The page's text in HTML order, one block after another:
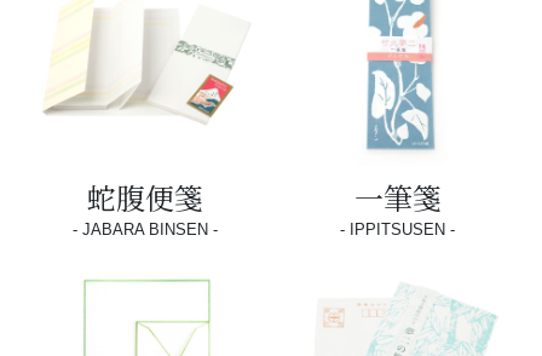
蛇腹便箋
JABARA BINSEN
一筆箋
IPPITSUSEN